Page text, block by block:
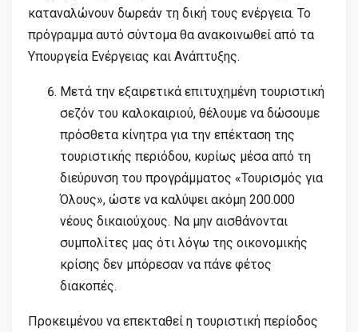
καταναλώνουν δωρεάν τη δική τους ενέργεια. Το
πρόγραμμα αυτό σύντομα θα ανακοινωθεί από τα
Υπουργεία Ενέργειας και Ανάπτυξης.
Μετά την εξαιρετικά επιτυχημένη τουριστική
σεζόν του καλοκαιριού, θέλουμε να δώσουμε
πρόσθετα κίνητρα για την επέκταση της
τουριστικής περιόδου, κυρίως μέσα από τη
διεύρυνση του προγράμματος «Τουρισμός για
Όλους», ώστε να καλύψει ακόμη 200.000
νέους δικαιούχους. Να μην αισθάνονται
συμπολίτες μας ότι λόγω της οικονομικής
κρίσης δεν μπόρεσαν να πάνε φέτος
διακοπές.
Προκειμένου να επεκταθεί η τουριστική περίοδος